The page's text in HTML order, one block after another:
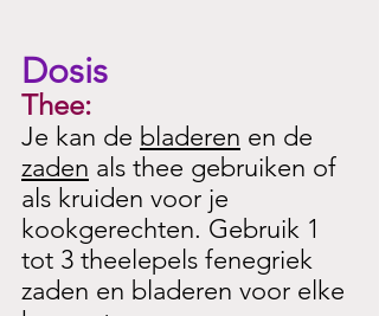
Dosis
Thee:
Je kan de bladeren en de
zaden als thee gebruiken of
als kruiden voor je
kookgerechten. Gebruik 1
tot 3 theelepels fenegriek
zaden en bladeren voor elke